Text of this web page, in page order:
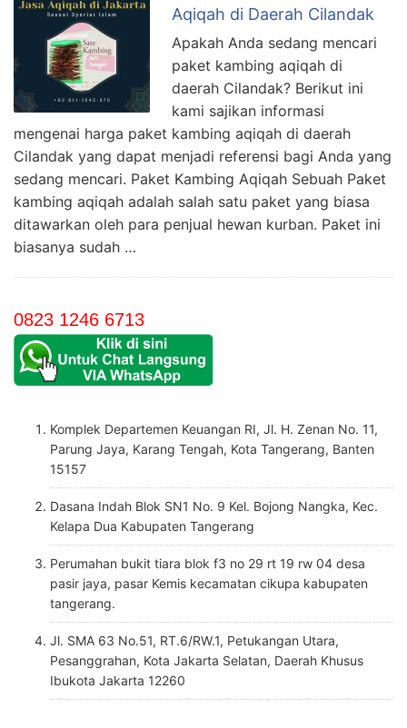
Aqiqah di Daerah Cilandak
Apakah Anda sedang mencari
paket kambing aqiqah di
daerah Cilandak? Berikut ini
kami sajikan informasi
mengenai harga paket kambing aqiqah di daerah
Cilandak yang dapat menjadi referensi bagi Anda yang
sedang mencari. Paket Kambing Aqiqah Sebuah Paket
kambing aqiqah adalah salah satu paket yang biasa
ditawarkan oleh para penjual hewan kurban. Paket ini
biasanya sudah …
0823 1246 6713
Komplek Departemen Keuangan RI, Jl. H. Zenan No. 11,
Parung Jaya, Karang Tengah, Kota Tangerang, Banten
15157
Dasana Indah Blok SN1 No. 9 Kel. Bojong Nangka, Kec.
Kelapa Dua Kabupaten Tangerang
Perumahan bukit tiara blok f3 no 29 rt 19 rw 04 desa
pasir jaya, pasar Kemis kecamatan cikupa kabupaten
tangerang.
Jl. SMA 63 No.51, RT.6/RW.1, Petukangan Utara,
Pesanggrahan, Kota Jakarta Selatan, Daerah Khusus
Ibukota Jakarta 12260